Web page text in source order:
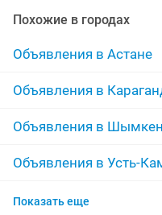
автоэлектрика диагноста
автоэлектрик на выезд
автоэлектрик любой
выездной автоэлектрик
автоэлектрик-диагност
Похожие в городах
Объявления в Астане
Объявления в
Объявления в
Объявления в Усть-
Объявления в Актобе
Показать еще